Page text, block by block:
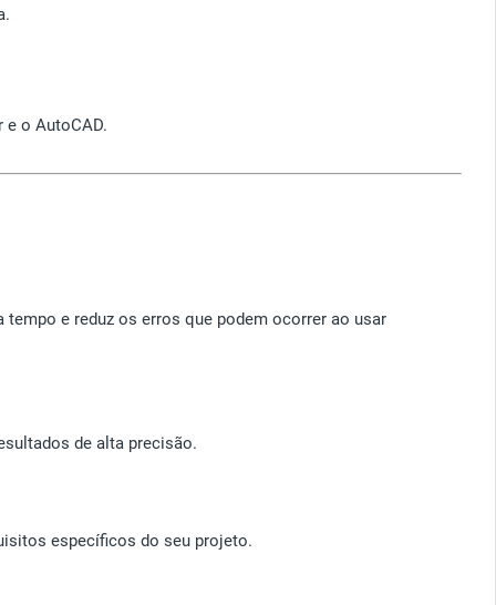
o AutoCAD.
e reduz os erros que podem ocorrer ao usar
de alta precisão.
específicos do seu projeto.